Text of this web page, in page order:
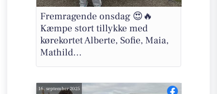
Fremragende onsdag 😍🔥
Kæmpe stort tillykke med
kørekortet Alberte, Sofie, Maia,
Mathild...
16. september 2025